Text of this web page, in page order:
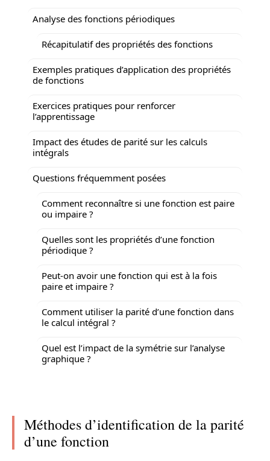
Analyse des fonctions périodiques
Récapitulatif des propriétés des fonctions
Exemples pratiques d’application des propriétés
de fonctions
Exercices pratiques pour renforcer
l’apprentissage
Impact des études de parité sur les calculs
intégrals
Questions fréquemment posées
Comment reconnaître si une fonction est paire
ou impaire ?
Quelles sont les propriétés d’une fonction
périodique ?
Peut-on avoir une fonction qui est à la fois
paire et impaire ?
Comment utiliser la parité d’une fonction dans
le calcul intégral ?
Quel est l’impact de la symétrie sur l’analyse
graphique ?
Méthodes d’identification de la parité
d’une fonction